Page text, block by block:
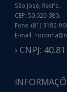
São José, Recife.
CEP: 50.020-080.
Fone: (81) 3182-
E-mail:
› CNPJ: